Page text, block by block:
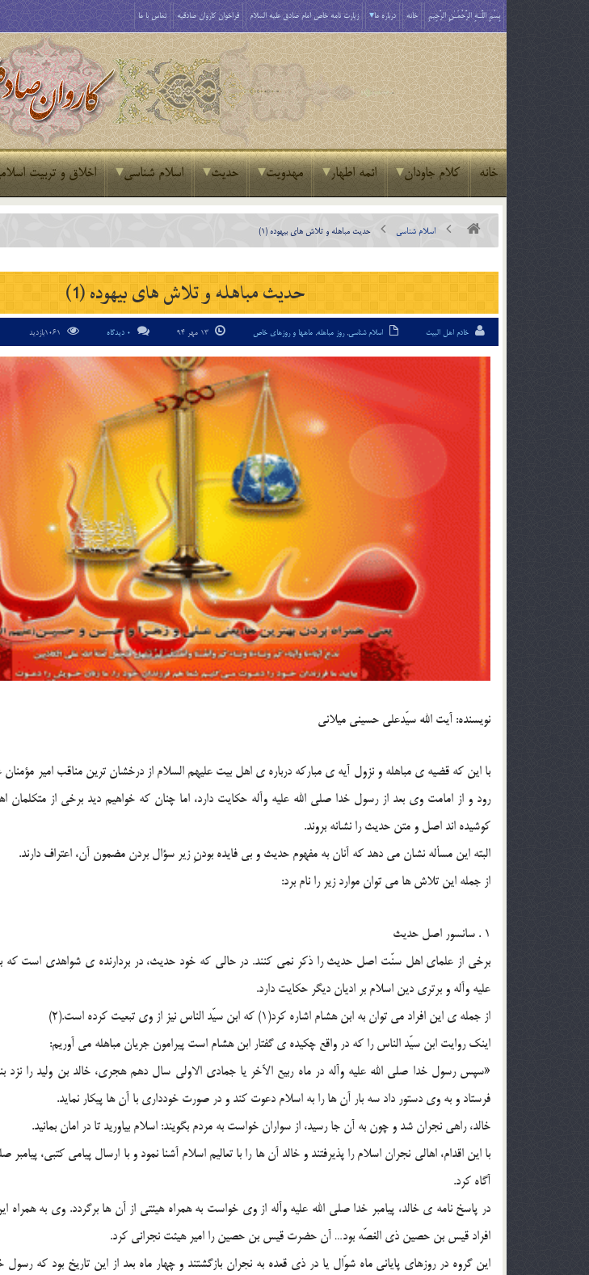
بِسْمِ اللَّـهِ الرَّحْمَـٰنِ الرَّحِيمِ خانه درباره ما زیارت نامه خاص امام صادق علیه السلام فراخوان کاروان صادقیه تماس با ما
خانه کلام جاودان ائمه اطهار مهدویت حدیث اسلام شناسی اخلاق و تربیت
اسلام شناسی حدیث مباهله و تلاش هاى بیهوده (1)
حدیث مباهله و تلاش هاى بیهوده (1)
خادم اهل البیت اسلام شناسی,روز مباهله, ماهها و روزهای خاص 0 دیدگاه
نویسنده: آیت الله سیّدعلی حسینی میلانی
با این که قضیه ی مباهله و نزول آیه ی مبارکه درباره ی اهل بیت علیهم السلام از درخشان ترین مناقب امیر
رود و از امامت وى بعد از رسول خدا صلى الله علیه وآله حکایت دارد، اما چنان که خواهیم دید برخى از
کوشیده اند اصل و متن حدیث را نشانه بروند.
البته این مسأله نشان مى دهد که آنان به مفهوم حدیث و بى فایده بودنِ زیر سؤال بردن مضمون آن، اعتراف دارند.
از جمله این تلاش ها مى توان موارد زیر را نام برد:
1 . سانسور اصل حدیث
برخى از علماى اهل سنّت اصل حدیث را ذکر نمى کنند. در حالى که خود حدیث، در بردارنده ی شواهدى است که بر
علیه وآله و برترى دین اسلام بر ادیان دیگر حکایت دارد.
از جمله ی این افراد مى توان به ابن هشام اشاره کرد(1) که ابن سیّد الناس نیز از وى تبعیت کرده است.(2)
اینک روایت ابن سیّد الناس را که در واقع چکیده ی گفتار ابن هشام است پیرامون جریان مباهله مى آوریم:
«سپس رسول خدا صلى الله علیه وآله در ماه ربیع الآخر یا جمادى الاولى سال دهم هجرى، خالد بن ولید را
فرستاد و به وى دستور داد سه بار آن ها را به اسلام دعوت کند و در صورت خوددارى با آن ها پیکار نماید.
خالد، راهى نجران شد و چون به آن جا رسید، از سواران خواست به مردم بگویند: اسلام بیاورید تا در امان بمانید.
با این اقدام، اهالى نجران اسلام را پذیرفتند و خالد آن ها را با تعالیم اسلام آشنا نمود و با ارسال پیامى کتبى، پیامبر
آگاه کرد.
در پاسخ نامه ی خالد، پیامبر خدا صلى الله علیه وآله از وى خواست به همراه هیئتى از آن ها برگردد. وى به همراه
افراد قیس بن حصین ذى الغصّه بود… آن حضرت قیس بن حصین را امیر هیئت نجرانى کرد.
این گروه در روزهاى پایانى ماه شوّال یا در ذى قعده به نجران بازگشتند و چهار ماه بعد از این تاریخ بود که رسول